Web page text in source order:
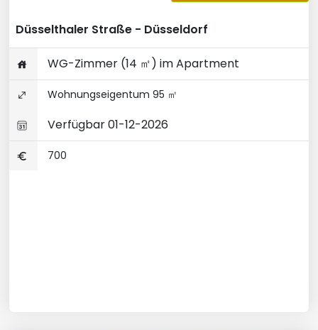
Düsselthaler Straße - Düsseldorf
WG-Zimmer (14 ㎡) im Apartment
Wohnungseigentum 95 ㎡
Verfügbar 01-12-2026
700